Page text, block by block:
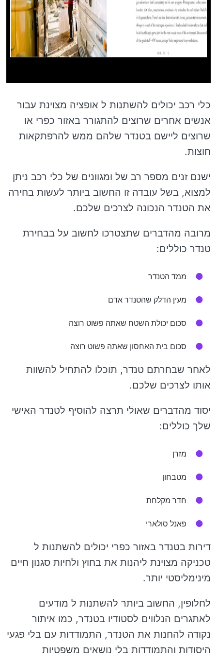
כלי רכב יכולים להשתנות ל אופציה מצוינת עבור
אנשים אחרים שרוצים להתגורר באזור כפרי או
שרוצים ליישם בטנדר שלהם ממש להרפתקאות
חוצות.
ישנם זנים מספר רב של ומגוונים של כלי רכב ניתן
למצוא, בשל עובדה זו החשוב ביותר לעשות בחירה
את הטנדר הנכונה לצרכים שלכם.
מרובה מהדברים שתצטרכו לחשוב על בבחירת
טנדר כוללים:
ממד הטנדר
מעין הדלק שהטנדר אדם
סכום יכולת השטח שאתה פשוט רוצה
סכום בית האחסון שאתה פשוט רוצה
לאחר שבחרתם טנדר, תוכלו להתחיל להשוות
אותו לצרכים שלכם.
יסוד מהדברים שאולי תרצה להוסיף לטנדר האישי
שלך כוללים:
מזרן
מטבחון
חדר מקלחת
פאנל סולארי
דירות בטנדר באזור כפרי יכולים להשתנות ל
טכניקה מצוינת ליהנות את בחוץ ולחיות סגנון חיים
מינימליסטי יותר.
לחלופין, החשוב ביותר להשתנות ל מודעים
לאתגרים הנלווים לסטודיו בטנדר, כמו איתור
נקודה להחנות את הטנדר, התמודדות עם בלי פגעי
היסודות והתמודדות בלי נושאים משפטיות